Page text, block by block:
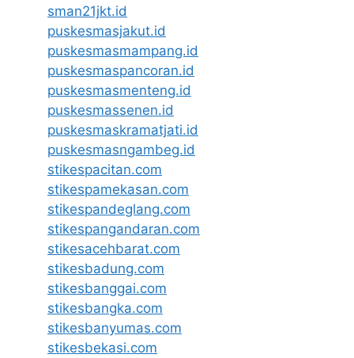
sman21jkt.id
puskesmasjakut.id
puskesmasmampang.id
puskesmaspancoran.id
puskesmasmenteng.id
puskesmassenen.id
puskesmaskramatjati.id
puskesmasngambeg.id
stikespacitan.com
stikespamekasan.com
stikespandeglang.com
stikespangandaran.com
stikesacehbarat.com
stikesbadung.com
stikesbanggai.com
stikesbangka.com
stikesbanyumas.com
stikesbekasi.com